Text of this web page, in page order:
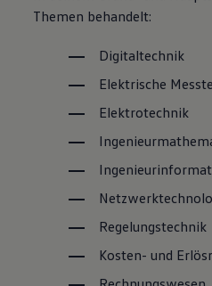
Themen behandelt:
Digitaltechnik
Elektrische
Elektrotechnik
Regelungstechnik
Kosten- und